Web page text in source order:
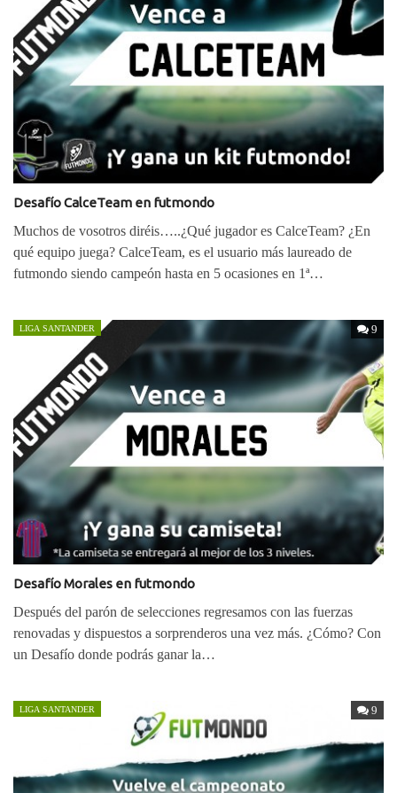
Desafío CalceTeam en futmondo
Muchos de vosotros diréis…..¿Qué jugador es CalceTeam? ¿En
qué equipo juega? CalceTeam, es el usuario más laureado de
futmondo siendo campeón hasta en 5 ocasiones en 1ª…
9
LIGA SANTANDER
Desafío Morales en futmondo
Después del parón de selecciones regresamos con las fuerzas
renovadas y dispuestos a sorprenderos una vez más. ¿Cómo? Con
un Desafío donde podrás ganar la…
9
LIGA SANTANDER